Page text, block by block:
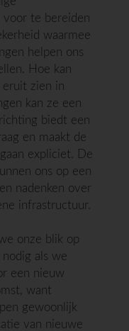
voor te bereiden
waarmee
helpen ons
Hoe kan
eruit zien in
kan ze een
biedt een
en maakt de
expliciet. De
ons op een
nadenken over
infrastructuur.
onze blik op
als we
een nieuw
want
gewoonlijk
van nieuwe